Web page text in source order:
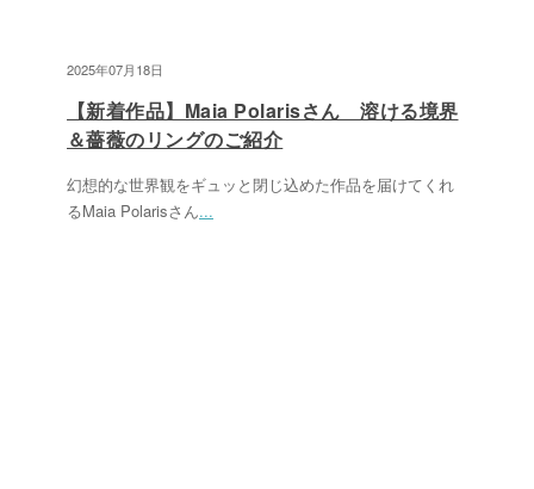
2025年07月18日
【新着作品】Maia Polarisさん 溶ける境界
＆薔薇のリングのご紹介
幻想的な世界観をギュッと閉じ込めた作品を届けてくれ
るMaia Polarisさん...